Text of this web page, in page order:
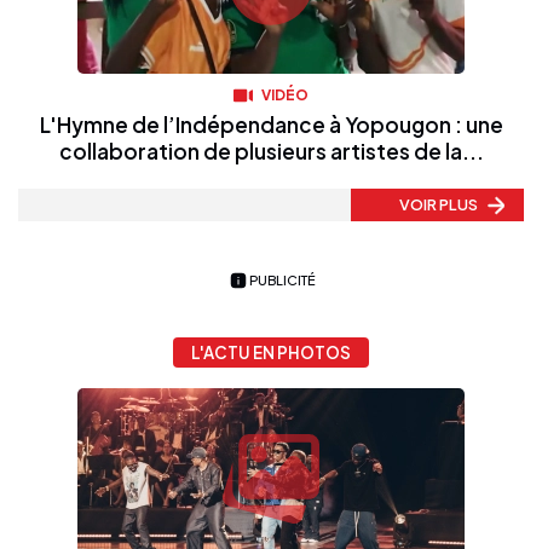
VIDÉO
L'Hymne de l’Indépendance à Yopougon : une
collaboration de plusieurs artistes de la...
VOIR PLUS
PUBLICITÉ
L'ACTU EN PHOTOS